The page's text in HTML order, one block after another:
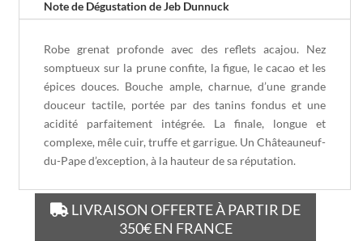
Note de Dégustation de Jeb Dunnuck
Robe grenat profonde avec des reflets acajou. Nez
somptueux sur la prune confite, la figue, le cacao et les
épices douces. Bouche ample, charnue, d’une grande
douceur tactile, portée par des tanins fondus et une
acidité parfaitement intégrée. La finale, longue et
complexe, mêle cuir, truffe et garrigue. Un Châteauneuf-
du-Pape d’exception, à la hauteur de sa réputation.
LIVRAISON OFFERTE À PARTIR DE
350€ EN FRANCE